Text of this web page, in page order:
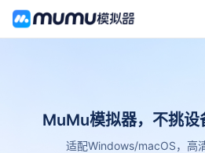
MuMu模拟器，不挑设
适配Windows/macOS，高